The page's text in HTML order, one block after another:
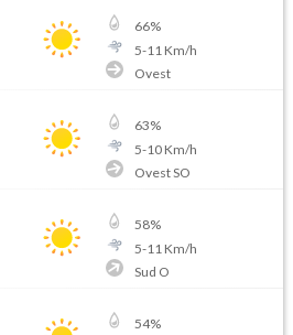
66%
5-11 Km/h
Ovest
63%
5-10Km/h
Ovest SO
58%
5-11 Km/h
Sud O
54%